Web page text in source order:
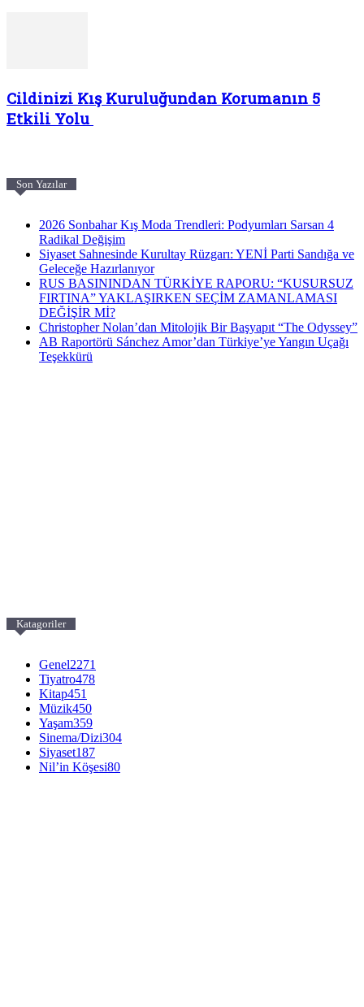
Cildinizi Kış Kuruluğundan Korumanın 5
Etkili Yolu
Son Yazılar
2026 Sonbahar Kış Moda Trendleri: Podyumları Sarsan 4
Radikal Değişim
Siyaset Sahnesinde Kurultay Rüzgarı: YENİ Parti Sandığa ve
Geleceğe Hazırlanıyor
RUS BASININDAN TÜRKİYE RAPORU: “KUSURSUZ
FIRTINA” YAKLAŞIRKEN SEÇİM ZAMANLAMASI
DEĞİŞİR Mİ?
Christopher Nolan’dan Mitolojik Bir Başyapıt “The Odyssey”
AB Raportörü Sánchez Amor’dan Türkiye’ye Yangın Uçağı
Teşekkürü
Katagoriler
Genel2271
Tiyatro478
Kitap451
Müzik450
Yaşam359
Sinema/Dizi304
Siyaset187
Nil’in Köşesi80